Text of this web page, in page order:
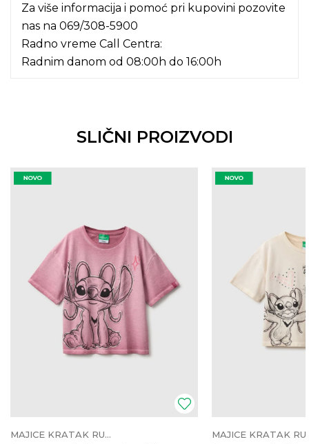
Za više informacija i pomoć pri kupovini pozovite
nas na 069/308-5900
Radno vreme Call Centra:
Radnim danom od 08:00h do 16:00h
SLIČNI PROIZVODI
MAJICE KRATAK RUKAV